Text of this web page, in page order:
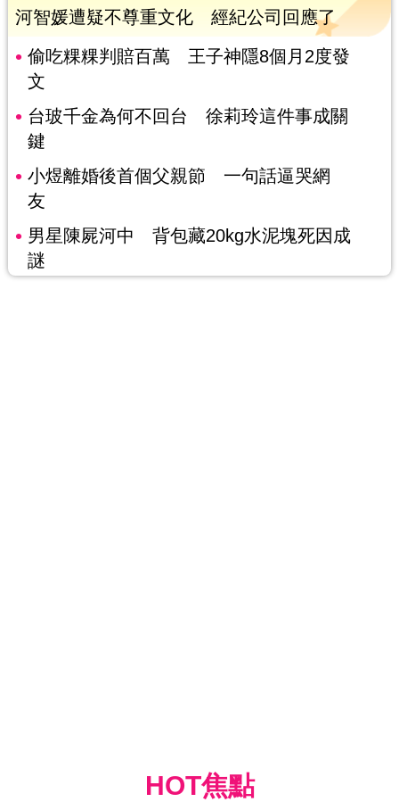
河智媛遭疑不尊重文化 經紀公司回應了
偷吃粿粿判賠百萬 王子神隱8個月2度發
文
台玻千金為何不回台 徐莉玲這件事成關
鍵
小煜離婚後首個父親節 一句話逼哭網
友
男星陳屍河中 背包藏20kg水泥塊死因成
謎
HOT焦點